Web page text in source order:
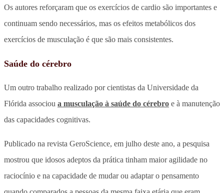
Os autores reforçaram que os exercícios de cardio são importantes e
continuam sendo necessários, mas os efeitos metabólicos dos
exercícios de musculação é que são mais consistentes.
Saúde do cérebro
Um outro trabalho realizado por cientistas da Universidade da
Flórida associou a musculação à saúde do cérebro e à manutenção
das capacidades cognitivas.
Publicado na revista GeroScience, em julho deste ano, a pesquisa
mostrou que idosos adeptos da prática tinham maior agilidade no
raciocínio e na capacidade de mudar ou adaptar o pensamento